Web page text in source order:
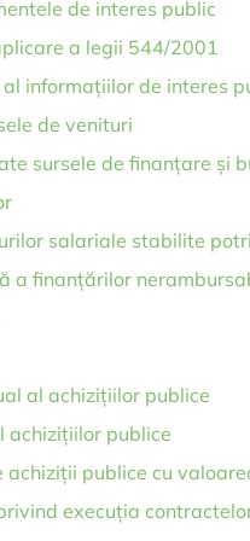
de interes public
a legii 544/2001
informațiilor de interes
de venituri
sursele de finanțare și
salariale stabilite
a finanțărilor
al achizițiilor publice
achizițiilor publice
achiziții publice cu
execuția